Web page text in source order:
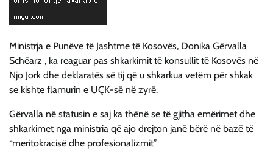
Ministrja e Punëve të Jashtme të Kosovës, Donika Gërvalla
Schëarz , ka reaguar pas shkarkimit të konsullit të Kosovës në
Njo Jork dhe deklaratës së tij që u shkarkua vetëm për shkak
se kishte flamurin e UÇK-së në zyrë.
Gërvalla në statusin e saj ka thënë se të gjitha emërimet dhe
shkarkimet nga ministria që ajo drejton janë bërë në bazë të
“meritokracisë dhe profesionalizmit”